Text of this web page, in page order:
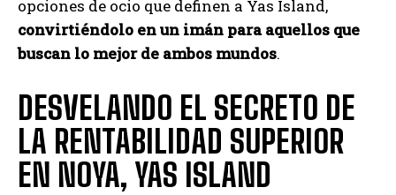
opciones de ocio que definen a Yas Island,
convirtiéndolo en un imán para aquellos que
buscan lo mejor de ambos mundos.
DESVELANDO EL SECRETO DE
LA RENTABILIDAD SUPERIOR
EN NOYA, YAS ISLAND